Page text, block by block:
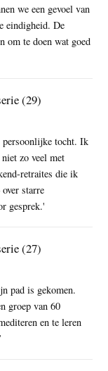
we een gevoel van
eindigheid. De
om te doen wat goed
(29)
tocht. Ik
zo veel met
retraites die ik
starre
gesprek.'
(27)
pad is gekomen.
groep van 60
en te leren